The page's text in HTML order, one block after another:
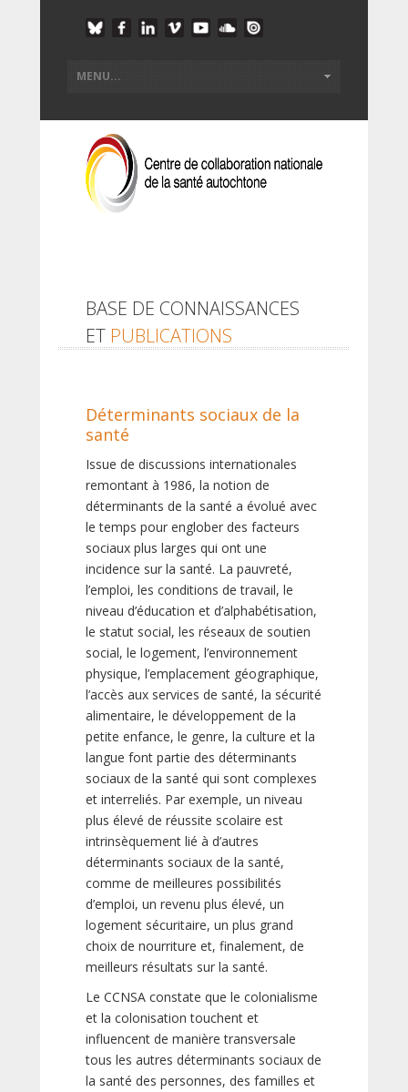
BASE DE CONNAISSANCES
ET PUBLICATIONS
Déterminants sociaux de la
santé
Issue de discussions internationales
remontant à 1986, la notion de
déterminants de la santé a évolué avec
le temps pour englober des facteurs
sociaux plus larges qui ont une
incidence sur la santé. La pauvreté,
l’emploi, les conditions de travail, le
niveau d’éducation et d’alphabétisation,
le statut social, les réseaux de soutien
social, le logement, l’environnement
physique, l’emplacement géographique,
l’accès aux services de santé, la sécurité
alimentaire, le développement de la
petite enfance, le genre, la culture et la
langue font partie des déterminants
sociaux de la santé qui sont complexes
et interreliés. Par exemple, un niveau
plus élevé de réussite scolaire est
intrinsèquement lié à d’autres
déterminants sociaux de la santé,
comme de meilleures possibilités
d’emploi, un revenu plus élevé, un
logement sécuritaire, un plus grand
choix de nourriture et, finalement, de
meilleurs résultats sur la santé.
Le CCNSA constate que le colonialisme
et la colonisation touchent et
influencent de manière transversale
tous les autres déterminants sociaux de
la santé des personnes, des familles et